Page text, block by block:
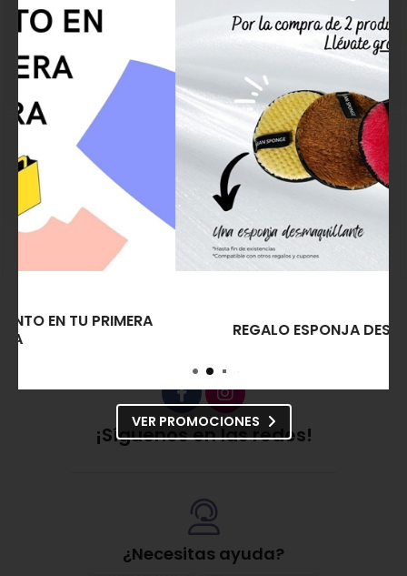
combatiendo el envejecimiento prematuro y
dando como resultado una piel iluminada,
hidratada y con un tono uniforme y sin manchas.
Thuya Pack Fragrance
Blossom
29,00€ 17,40€
Comprar
Utsukusy Set C-Retinal
Antiedad Crema, Sérum
y Crema Limpiadora Bijin
185,71€ 130,00€
Comprar
¡Síguenos en las redes!
¿Necesitas ayuda?
REGALO ESPONJA DESMAQUILLANTE
VER PROMOCIONES